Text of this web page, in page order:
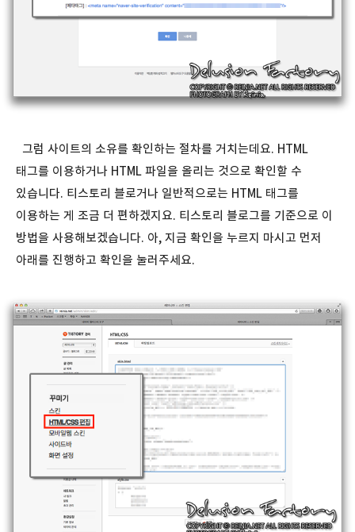
그럼 사이트의 소유를 확인하는 절차를 거치는데요. HTML
태그를 이용하거나 HTML 파일을 올리는 것으로 확인할 수
있습니다. 티스토리 블로거나 일반적으로는 HTML 태그를
이용하는 게 조금 더 편하겠지요. 티스토리 블로그를 기준으로 이
방법을 사용해보겠습니다. 아, 지금 확인을 누르지 마시고 먼저
아래를 진행하고 확인을 눌러주세요.